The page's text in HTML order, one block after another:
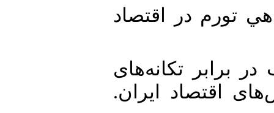
از هزینه رفاهي تورم در اقتصاد
مالی مناسب در برابر تکانه‌های
اقتصاد ایران.